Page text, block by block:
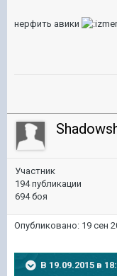
нерфить авики
Участник
194 публикации
694 боя
Опубликовано: 19 сен
В 19.09.2015 в